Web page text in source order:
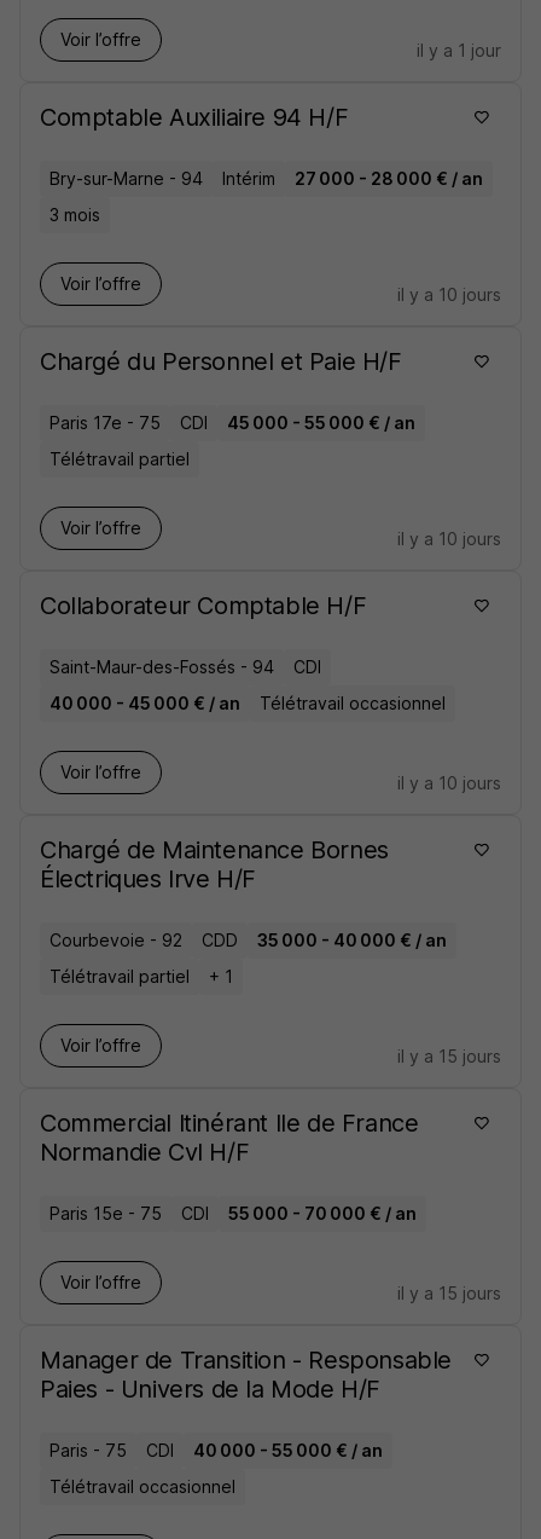
Voir l’offre
il y a 1 jour
Comptable Auxiliaire 94 H/F
Bry-sur-Marne - 94 Intérim
27 000 - 28 000 € / an
3 mois
Voir l’offre
il y a 10 jours
Chargé du Personnel et Paie H/F
Paris 17e - 75 CDI
45 000 - 55 000 € / an
Télétravail partiel
Voir l’offre
il y a 10 jours
Collaborateur Comptable H/F
Saint-Maur-des-Fossés - 94
CDI
40 000 - 45 000 € / an
Télétravail occasionnel
Voir l’offre
il y a 10 jours
Chargé de Maintenance Bornes
Électriques Irve H/F
Courbevoie - 92 CDD
35 000 - 40 000 € / an
Télétravail partiel
+ 1
Voir l’offre
il y a 15 jours
Commercial Itinérant Ile de France
Normandie Cvl H/F
Paris 15e - 75 CDI 55 000 - 70 000 € / an
Voir l’offre
il y a 15 jours
Manager de Transition - Responsable
Paies - Univers de la Mode H/F
Paris - 75 CDI
40 000 - 55 000 € / an
Télétravail occasionnel